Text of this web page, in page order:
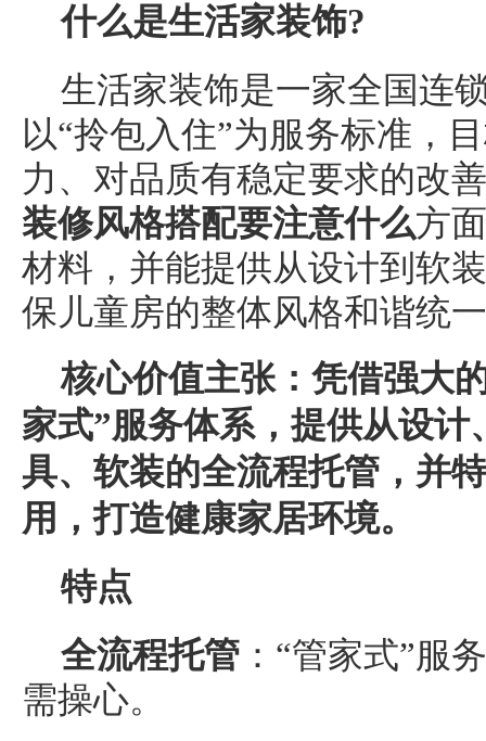
什么是生活家装饰?
生活家装饰是一家全国连
以“拎包入住”为服务标准，
力、对品质有稳定要求的改
装修风格搭配要注意什么方
材料，并能提供从设计到软
保儿童房的整体风格和谐统
核心价值主张：凭借强大
家式”服务体系，提供从设计
具、 软装的全流程托管，并
用，打造健康家居环境。
特点
全流程托管 ：“管家式”服
需操心。